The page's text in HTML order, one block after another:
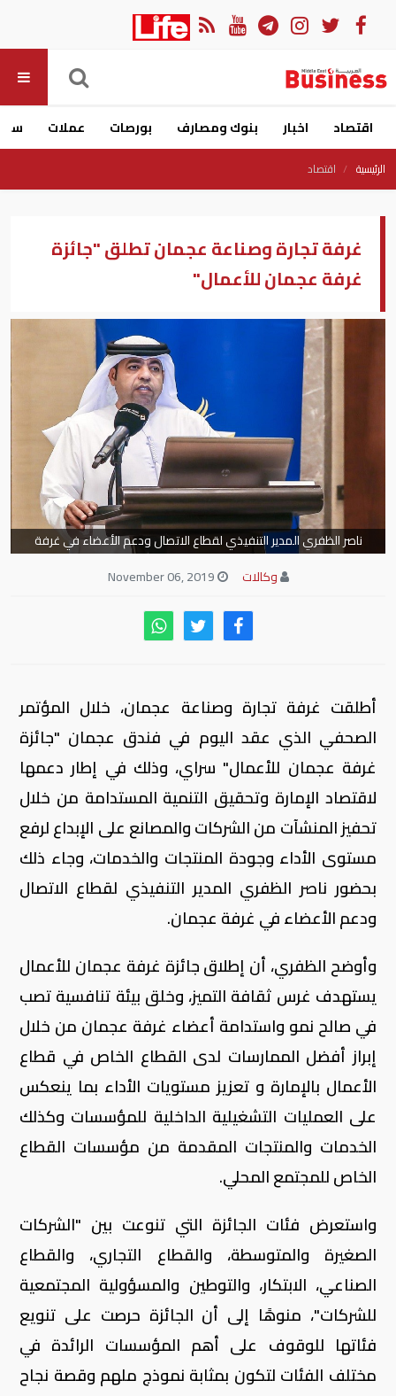
اقتصاد اخبار بنوك ومصارف بورصات عملات
الرئيسية اقتصاد
غرفة تجارة وصناعة عجمان تطلق "جائزة
غرفة عجمان للأعمال"
ناصر الظفري المدير التنفيذي لقطاع الاتصال ودعم الأعضاء في غرفة
عجمان
وكالات
أطلقت غرفة تجارة وصناعة عجمان، خلال المؤتمر
الصحفي الذي عقد اليوم في فندق عجمان "جائزة
غرفة عجمان للأعمال" سراي، وذلك في إطار دعمها
لاقتصاد الإمارة وتحقيق التنمية المستدامة من خلال
تحفيز المنشآت من الشركات والمصانع على الإبداع لرفع
مستوى الأداء وجودة المنتجات والخدمات، وجاء ذلك
بحضور ناصر الظفري المدير التنفيذي لقطاع الاتصال
ودعم الأعضاء في غرفة عجمان.
وأوضح الظفري، أن إطلاق جائزة غرفة عجمان للأعمال
يستهدف غرس ثقافة التميز، وخلق بيئة تنافسية تصب
في صالح نمو واستدامة أعضاء غرفة عجمان من خلال
إبراز أفضل الممارسات لدى القطاع الخاص في قطاع
الأعمال بالإمارة و تعزيز مستويات الأداء بما ينعكس
على العمليات التشغيلية الداخلية للمؤسسات وكذلك
الخدمات والمنتجات المقدمة من مؤسسات القطاع
الخاص للمجتمع المحلي.
واستعرض فئات الجائزة التي تنوعت بين "الشركات
الصغيرة والمتوسطة، والقطاع التجاري، والقطاع
الصناعي، الابتكار، والتوطين والمسؤولية المجتمعية
للشركات"، منوهًا إلى أن الجائزة حرصت على تنويع
فئاتها للوقوف على أهم المؤسسات الرائدة في
مختلف الفئات لتكون بمثابة نموذج ملهم وقصة نجاح